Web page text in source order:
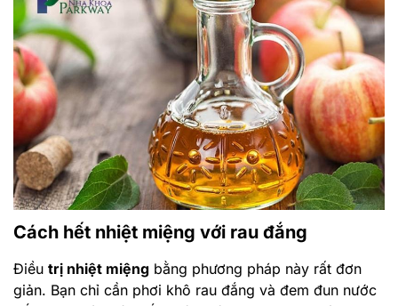
giản. Bạn chỉ cần phơi khô rau đắng và đem đun nước
uống như trà. Các vết nhiệt miệng sẽ nhanh chóng tan
biến đi.
Lá húng chó giúp giảm nhiệt miệng
Sau khi đã làm sạch rau húng chó, bạn hãy nhai 3 đến
4 lá húng chó với hài hạt muối, sau đó nuốt và súc
miệng lại bằng nước mát. Cách làm này cũng giúp bạn
hết nhiệt miệng nhanh chóng mà không tốn nhiều chi
phí.
Bổ sung thêm vitamin B
Bằng cách bổ sung vitamin B, bạn đã tăng cường sức